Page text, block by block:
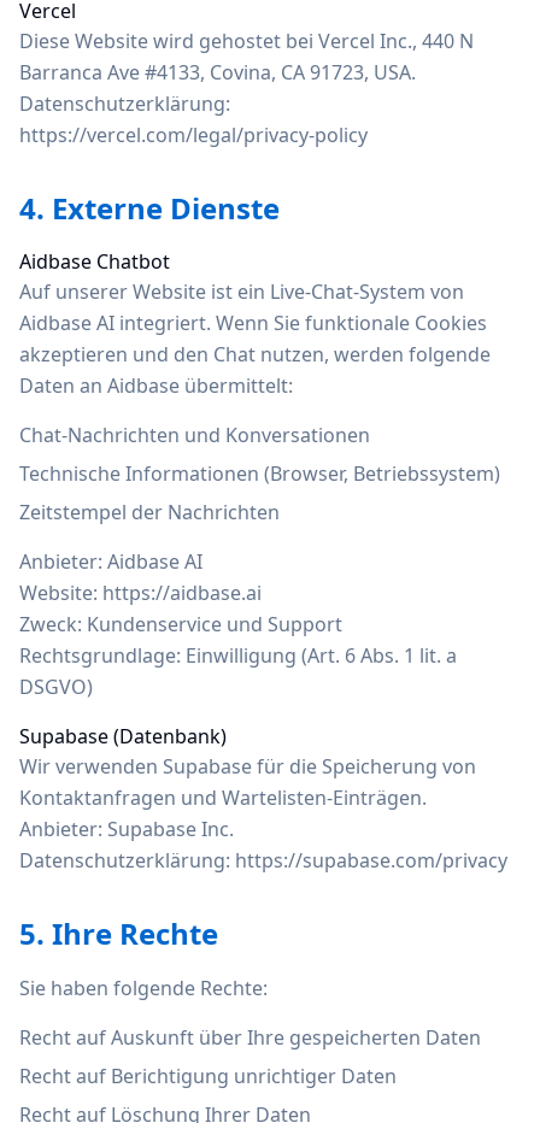
Vercel
Diese Website wird gehostet bei Vercel Inc., 440 N
Barranca Ave #4133, Covina, CA 91723, USA.
Datenschutzerklärung:
https://vercel.com/legal/privacy-policy
4. Externe Dienste
Aidbase Chatbot
Auf unserer Website ist ein Live-Chat-System von
Aidbase AI integriert. Wenn Sie funktionale Cookies
akzeptieren und den Chat nutzen, werden folgende
Daten an Aidbase übermittelt:
Chat-Nachrichten und Konversationen
Technische Informationen (Browser, Betriebssystem)
Zeitstempel der Nachrichten
Anbieter: Aidbase AI
Website: https://aidbase.ai
Zweck: Kundenservice und Support
Rechtsgrundlage: Einwilligung (Art. 6 Abs. 1 lit. a
DSGVO)
Supabase (Datenbank)
Wir verwenden Supabase für die Speicherung von
Kontaktanfragen und Wartelisten-Einträgen.
Anbieter: Supabase Inc.
Datenschutzerklärung: https://supabase.com/privacy
5. Ihre Rechte
Sie haben folgende Rechte:
Recht auf Auskunft über Ihre gespeicherten Daten
Recht auf Berichtigung unrichtiger Daten
Recht auf Löschung Ihrer Daten